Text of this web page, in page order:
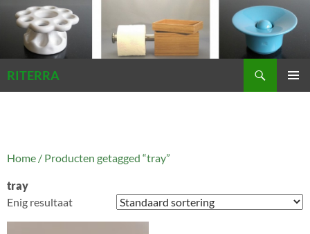
RITERRA
Home / Producten getagged “tray”
tray
Enig resultaat